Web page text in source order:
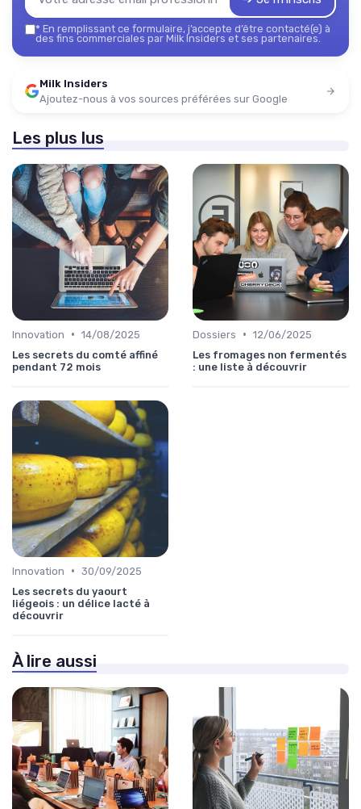
* En remplissant ce formulaire, j’accepte d’être contacté(e) à
des fins commerciales par Milk Insiders et ses partenaires.
Milk Insiders
Ajoutez-nous à vos sources préférées sur Google
Les plus lus
Innovation • 14/08/2025
Les secrets du comté affiné
pendant 72 mois
Dossiers • 12/06/2025
Les fromages non fermentés
: une liste à découvrir
Innovation • 30/09/2025
Les secrets du yaourt
liégeois : un délice lacté à
découvrir
À lire aussi